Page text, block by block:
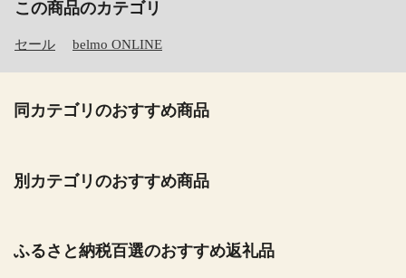
この商品のカテゴリ
セール belmo ONLINE
同カテゴリのおすすめ商品
別カテゴリのおすすめ商品
ふるさと納税百選のおすすめ返礼品